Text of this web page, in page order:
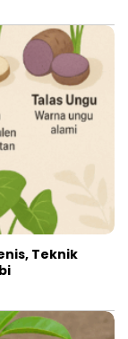
Teknik